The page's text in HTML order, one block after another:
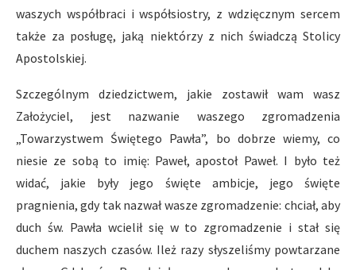
waszych współbraci i współsiostry, z wdzięcznym sercem
także za posługę, jaką niektórzy z nich świadczą Stolicy
Apostolskiej.
Szczególnym dziedzictwem, jakie zostawił wam wasz
Założyciel, jest nazwanie waszego zgromadzenia
„Towarzystwem Świętego Pawła”, bo dobrze wiemy, co
niesie ze sobą to imię: Paweł, apostoł Paweł. I było też
widać, jakie były jego święte ambicje, jego święte
pragnienia, gdy tak nazwał wasze zgromadzenie: chciał, aby
duch św. Pawła wcielił się w to zgromadzenie i stał się
duchem naszych czasów. Ileż razy słyszeliśmy powtarzane